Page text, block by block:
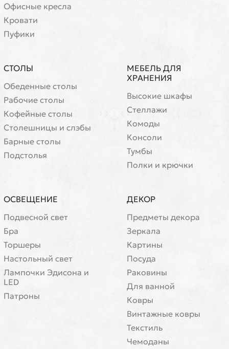
Офисные кресла
Кровати
Пуфики
СТОЛЫ
Обеденные столы
Рабочие столы
Кофейные столы
Cтолешницы и слэбы
Барные столы
Подстолья
МЕБЕЛЬ ДЛЯ
ХРАНЕНИЯ
Высокие шкафы
Стеллажи
Комоды
Консоли
Тумбы
Полки и крючки
ОСВЕЩЕНИЕ
Подвесной свет
Бра
Торшеры
Настольный свет
Лампочки Эдисона и
LED
Патроны
ДЕКОР
Предметы декора
Зеркала
Картины
Посуда
Раковины
Для ванной
Ковры
Винтажные ковры
Текстиль
Чемоданы